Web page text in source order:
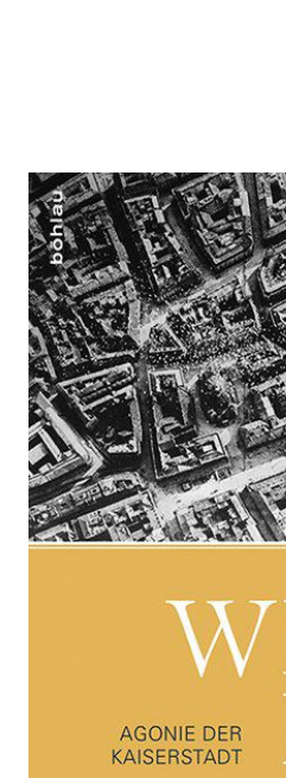
Wien 1918
Zur Wunschliste
Agonie der Kaiserstadt
VonRdgard Haider
Verlag: Böhlau
Buch
Autor:innenbeschreibung